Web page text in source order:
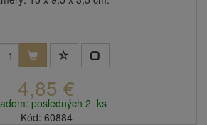
4,85 €
posledných 2 ks
Kód: 60884